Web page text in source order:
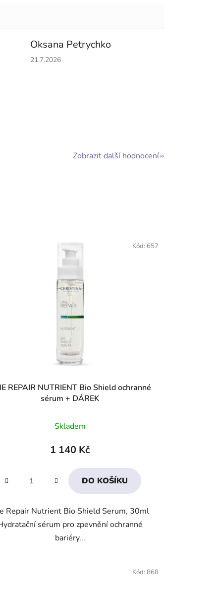
Oksana Petrychko
Hodnocení obchodu je 5 z 5 hvězdiček.
21.7.2026
Zobrazit další hodnocení
REPAIR NUTRIENT Bio Shield ochranné
sérum + DÁREK
hodnocení
produktu
4,4
z
hvězdiček.
Skladem
1 140 Kč
DO KOŠÍKU
Repair Nutrient Bio Shield Serum, 30ml
sérum pro zpevnění ochranné
bariéry...
Kód: 657
Kód: 868